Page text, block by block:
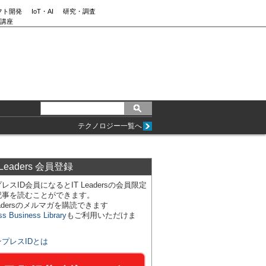
ト開発 IoT・AI
研究・調査
座
テクノロジー一覧へ
会員登録
スID会員になるとIT Leadersの会員限定
を読むことができます。
のメルマガを購読できます
Business Libraryもご利用いただけま
プレスIDとは